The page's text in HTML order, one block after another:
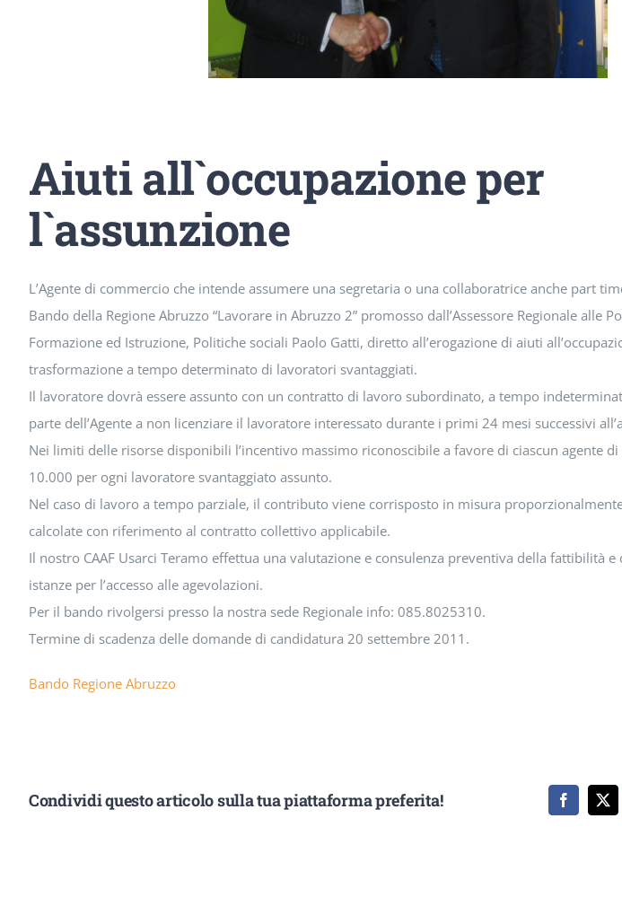
Aiuti all`occupazione per
l`assunzione
L’Agente di commercio che intende assumere una segretaria o una collaboratrice anche part
Bando della Regione Abruzzo “Lavorare in Abruzzo 2” promosso dall’Assessore Regionale alle
Formazione ed Istruzione, Politiche sociali Paolo Gatti, diretto all’erogazione di aiuti
trasformazione a tempo determinato di lavoratori svantaggiati.
Il lavoratore dovrà essere assunto con un contratto di lavoro subordinato, a tempo
parte dell’Agente a non licenziare il lavoratore interessato durante i primi 24 mesi successivi
Nei limiti delle risorse disponibili l’incentivo massimo riconoscibile a favore di ciascun agente
10.000 per ogni lavoratore svantaggiato assunto.
Nel caso di lavoro a tempo parziale, il contributo viene corrisposto in misura
calcolate con riferimento al contratto collettivo applicabile.
Il nostro CAAF Usarci Teramo effettua una valutazione e consulenza preventiva della fattibilità e
istanze per l’accesso alle agevolazioni.
Per il bando rivolgersi presso la nostra sede Regionale info: 085.8025310.
Termine di scadenza delle domande di candidatura 20 settembre 2011.
Bando Regione Abruzzo
Condividi questo articolo sulla tua piattaforma preferita!